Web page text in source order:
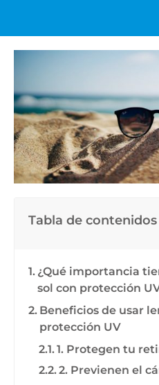
Tabla de contenidos
¿Qué importancia
sol con protección
Beneficios de usar
protección UV
1. Protegen tu
2. Previenen el